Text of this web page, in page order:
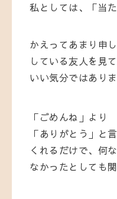
私としては、「当
かえってあまり申
している友人を見
いい気分ではありま
「ごめんね」より
「ありがとう」と
くれるだけで、何
なかったとしても